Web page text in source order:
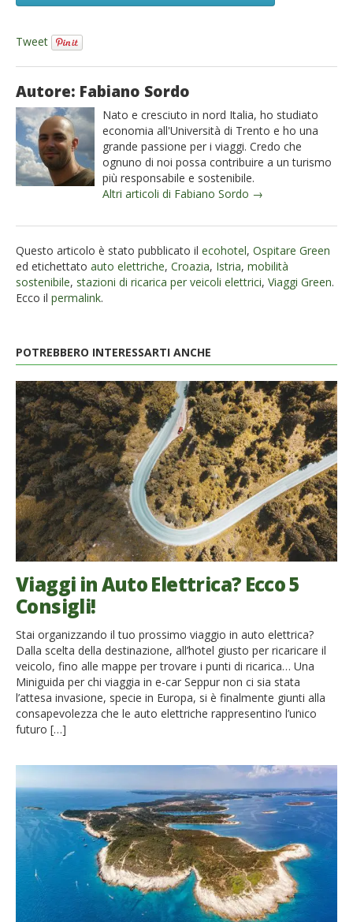
Tweet
Autore: Fabiano Sordo
Nato e cresciuto in nord Italia, ho studiato
economia all'Università di Trento e ho una
grande passione per i viaggi. Credo che
ognuno di noi possa contribuire a un turismo
più responsabile e sostenibile.
Altri articoli di Fabiano Sordo →
Questo articolo è stato pubblicato il ecohotel, Ospitare Green
ed etichettato auto elettriche, Croazia, Istria, mobilità
sostenibile, stazioni di ricarica per veicoli elettrici, Viaggi Green.
Ecco il permalink.
POTREBBERO INTERESSARTI ANCHE
Viaggi in Auto Elettrica? Ecco 5
Consigli!
Stai organizzando il tuo prossimo viaggio in auto elettrica?
Dalla scelta della destinazione, all’hotel giusto per ricaricare il
veicolo, fino alle mappe per trovare i punti di ricarica… Una
Miniguida per chi viaggia in e-car Seppur non ci sia stata
l’attesa invasione, specie in Europa, si è finalmente giunti alla
consapevolezza che le auto elettriche rappresentino l’unico
futuro […]